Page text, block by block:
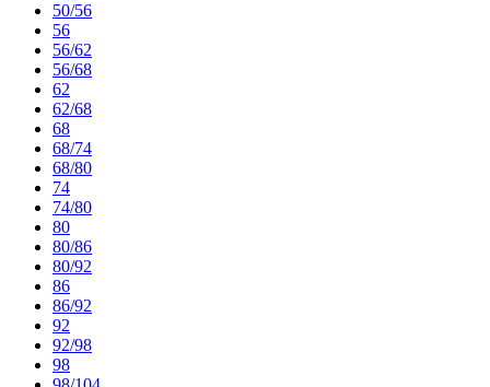
50/56
56
56/62
56/68
62
62/68
68
68/74
68/80
74
74/80
80
80/86
80/92
86
86/92
92
92/98
98